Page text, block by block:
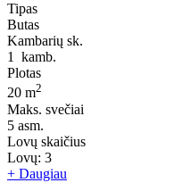
Tipas
Butas
Kambarių sk.
1
kamb.
Plotas
20 m2
Maks. svečiai
5 asm.
Lovų skaičius
Lovų: 3
+ Daugiau